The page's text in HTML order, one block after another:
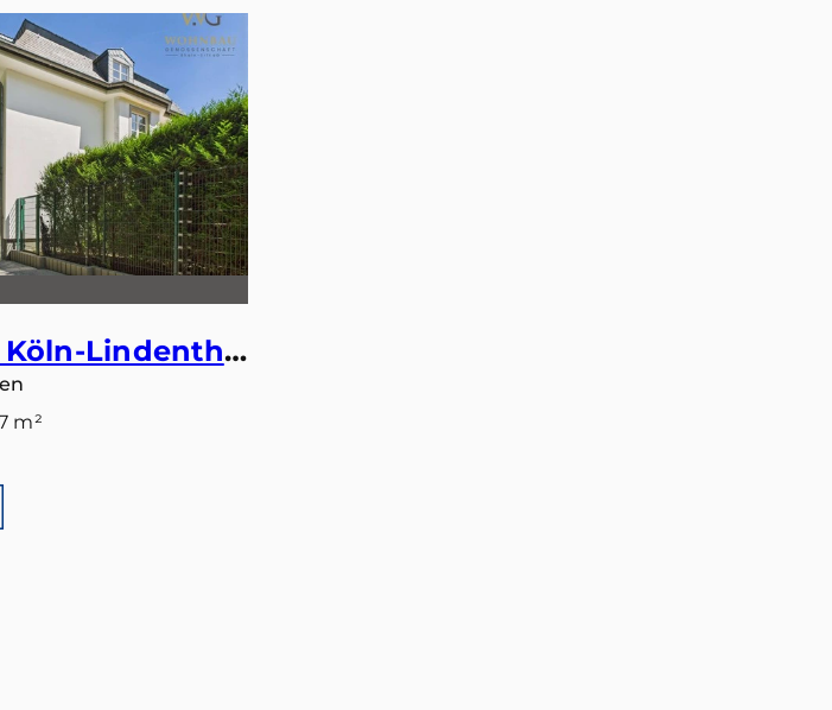
WOHNBAU: Köln-Lindenthal – Maisonette mit eigenem Gartentörchen in den Stadtwald
m²